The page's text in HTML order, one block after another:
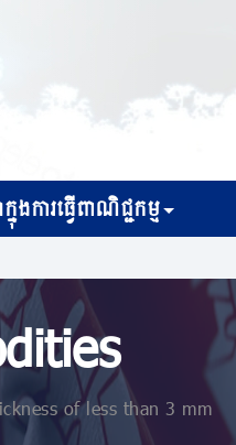
ងការធ្វើពាណិជ្ជកម្ម
of less than 3 mm